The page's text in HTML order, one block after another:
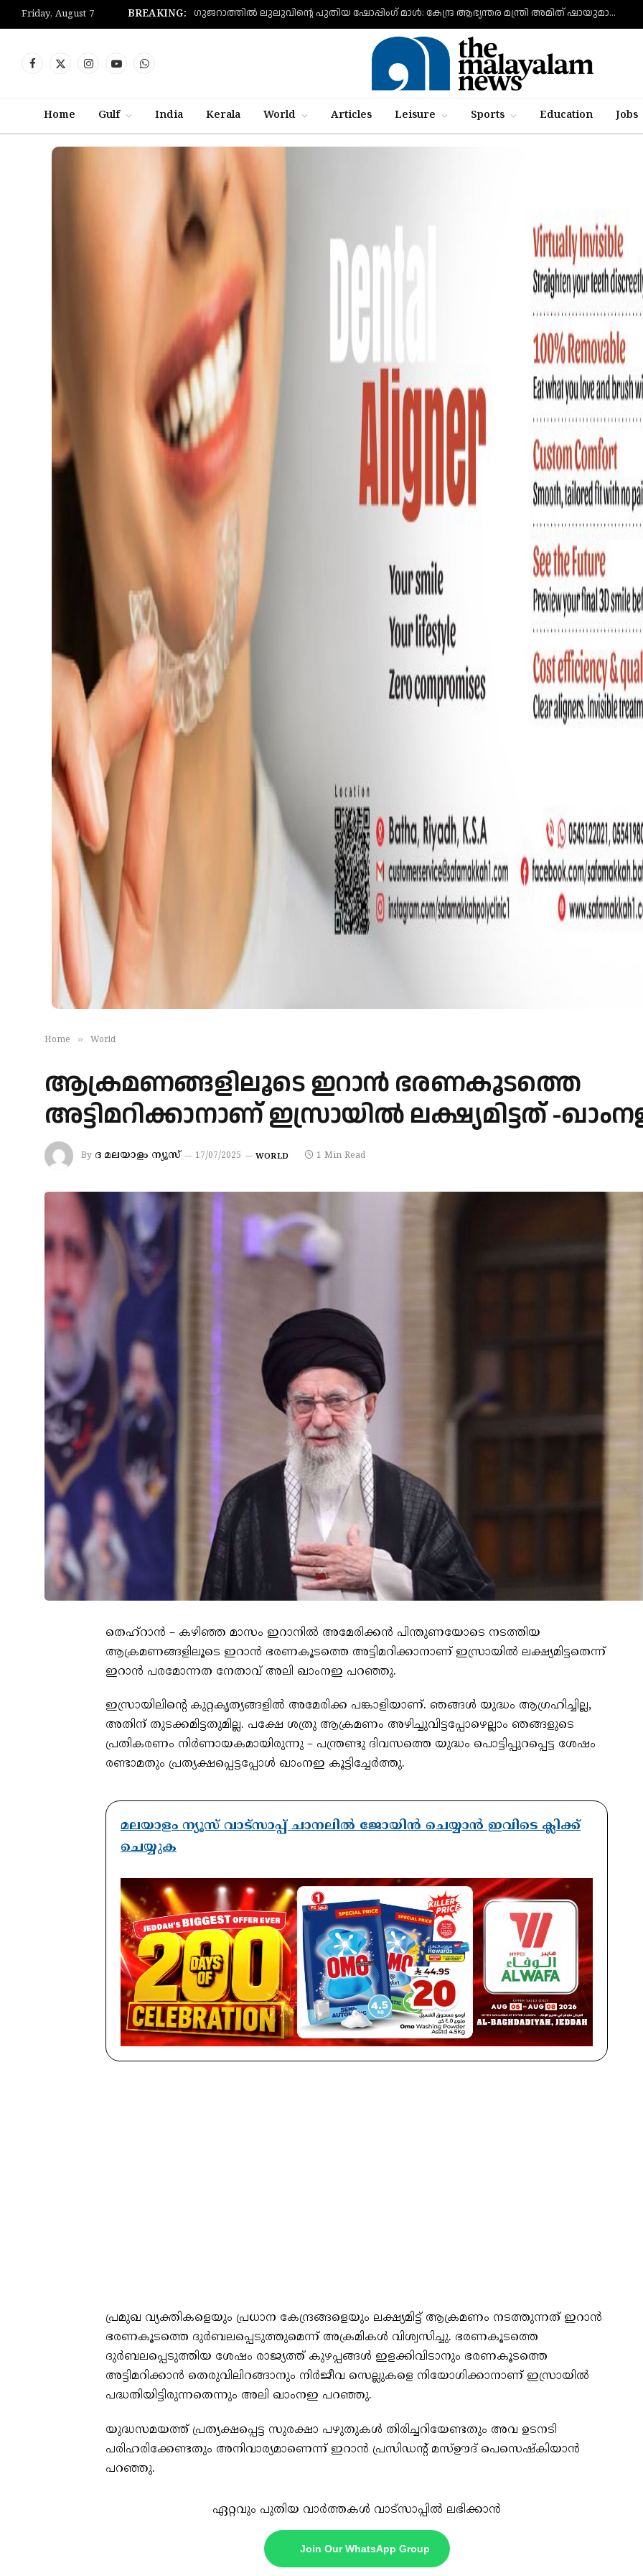
Friday, August 7 BREAKING: ഗുജറാത്തിൽ ലുലുവിന്റെ പുതിയ ഷോപ്പിംഗ് മാൾ: കേന്ദ്ര ആഭ്യന്തര മന്ത്രി അമിത് ഷായുമായി കൂടിക്കാഴ്ച നടത്തി എം.എ യൂസഫലി
Facebook
X
InstagramYouTubeWhatsApp
Home Gulf India Kerala World Articles Leisure Sports Education Jobs
Home » World
ആക്രമണങ്ങളിലൂടെ ഇറാന്‍ ഭരണകൂടത്തെ
അട്ടിമറിക്കാനാണ് ഇസ്രായില്‍ ലക്ഷ്യമിട്ടത് -
By ദ മലയാളം ന്യൂസ് 17/07/2025 WORLD 1 Min Read
തെഹ്‌റാന്‍ – കഴിഞ്ഞ മാസം ഇറാനില്‍ അമേരിക്കന്‍ പിന്തുണയോടെ നടത്തിയ
ആക്രമണങ്ങളിലൂടെ ഇറാന്‍ ഭരണകൂടത്തെ അട്ടിമറിക്കാനാണ് ഇസ്രായില്‍ ലക്ഷ്യമിട്ടതെന്ന്
ഇറാന്‍ പരമോന്നത നേതാവ് അലി ഖാംനഇ പറഞ്ഞു.
ഇസ്രായിലിന്റെ കുറ്റകൃത്യങ്ങളില്‍ അമേരിക്ക പങ്കാളിയാണ്. ഞങ്ങള്‍ യുദ്ധം ആഗ്രഹിച്ചില്ല,
അതിന് തുടക്കമിട്ടതുമില്ല. പക്ഷേ ശത്രു ആക്രമണം അഴിച്ചുവിട്ടപ്പോഴെല്ലാം ഞങ്ങളുടെ
പ്രതികരണം നിര്‍ണായകമായിരുന്നു – പന്ത്രണ്ടു ദിവസത്തെ യുദ്ധം പൊട്ടിപ്പുറപ്പെട്ട ശേഷം
രണ്ടാമതും പ്രത്യക്ഷപ്പെട്ടപ്പോള്‍ ഖാംനഇ കൂട്ടിച്ചേര്‍ത്തു.
മലയാളം ന്യൂസ് വാട്സാപ്പ് ചാനലിൽ ജോയിൻ ചെയ്യാൻ ഇവിടെ ക്ലിക്ക്
ചെയ്യുക
പ്രമുഖ വ്യക്തികളെയും പ്രധാന കേന്ദ്രങ്ങളെയും ലക്ഷ്യമിട്ട് ആക്രമണം നടത്തുന്നത് ഇറാന്‍
ഭരണകൂടത്തെ ദുര്‍ബലപ്പെടുത്തുമെന്ന് അക്രമികള്‍ വിശ്വസിച്ചു. ഭരണകൂടത്തെ
ദുര്‍ബലപ്പെടുത്തിയ ശേഷം രാജ്യത്ത് കുഴപ്പങ്ങള്‍ ഇളക്കിവിടാനും ഭരണകൂടത്തെ
അട്ടിമറിക്കാന്‍ തെരുവിലിറങ്ങാനും നിര്‍ജീവ സെല്ലുകളെ നിയോഗിക്കാനാണ് ഇസ്രായില്‍
പദ്ധതിയിട്ടിരുന്നതെന്നും അലി ഖാംനഇ പറഞ്ഞു.
യുദ്ധസമയത്ത് പ്രത്യക്ഷപ്പെട്ട സുരക്ഷാ പഴുതുകള്‍ തിരിച്ചറിയേണ്ടതും അവ ഉടനടി
പരിഹരിക്കേണ്ടതും അനിവാര്യമാണെന്ന് ഇറാന്‍ പ്രസിഡന്റ് മസ്ഊദ് പെസെഷ്‌കിയാന്‍
പറഞ്ഞു.
ഏറ്റവും പുതിയ വാർത്തകൾ വാട്സാപ്പിൽ ലഭിക്കാൻ
Join Our WhatsApp Group